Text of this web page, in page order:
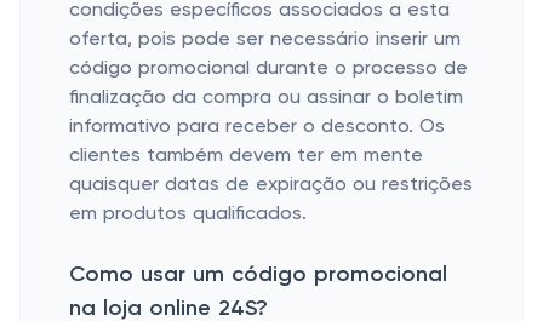
condições específicos associados a esta
oferta, pois pode ser necessário inserir um
código promocional durante o processo de
finalização da compra ou assinar o boletim
informativo para receber o desconto. Os
clientes também devem ter em mente
quaisquer datas de expiração ou restrições
em produtos qualificados.
Como usar um código promocional
na loja online 24S?